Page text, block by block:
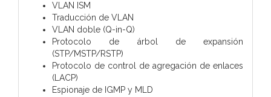
VLAN ISM
Traducción de VLAN
VLAN doble (Q-in-Q)
Protocolo de árbol de expansión
(STP/MSTP/RSTP)
Protocolo de control de agregación de enlaces
(LACP)
Espionaje de IGMP y MLD